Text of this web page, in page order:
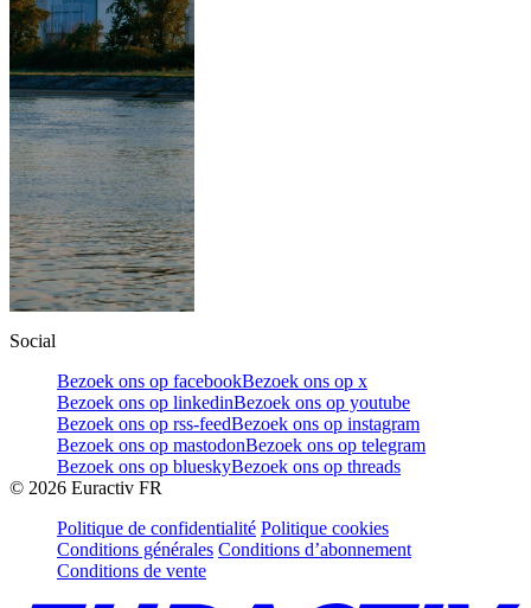
Social
Bezoek ons op facebookBezoek ons op x
Bezoek ons op linkedinBezoek ons op youtube
Bezoek ons op rss-feedBezoek ons op instagram
Bezoek ons op mastodonBezoek ons op telegram
Bezoek ons op blueskyBezoek ons op threads
© 2026 Euractiv FR
Politique de confidentialité Politique cookies
Conditions générales Conditions d’abonnement
Conditions de vente